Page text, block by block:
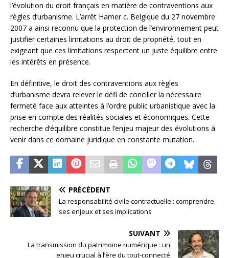
l’évolution du droit français en matière de contraventions aux
règles d’urbanisme. L’arrêt Hamer c. Belgique du 27 novembre
2007 a ainsi reconnu que la protection de l’environnement peut
justifier certaines limitations au droit de propriété, tout en
exigeant que ces limitations respectent un juste équilibre entre
les intérêts en présence.
En définitive, le droit des contraventions aux règles
d’urbanisme devra relever le défi de concilier la nécessaire
fermeté face aux atteintes à l’ordre public urbanistique avec la
prise en compte des réalités sociales et économiques. Cette
recherche d’équilibre constitue l’enjeu majeur des évolutions à
venir dans ce domaine juridique en constante mutation.
PRÉCÉDENT
La responsabilité civile contractuelle : comprendre
ses enjeux et ses implications
SUIVANT
La transmission du patrimoine numérique : un
enjeu crucial à l’ère du tout-connecté